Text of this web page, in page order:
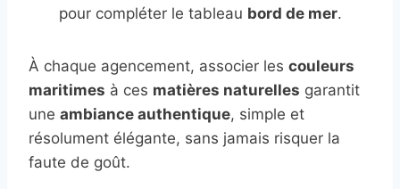
pour compléter le tableau bord de mer.
À chaque agencement, associer les couleurs
maritimes à ces matières naturelles garantit
une ambiance authentique, simple et
résolument élégante, sans jamais risquer la
faute de goût.